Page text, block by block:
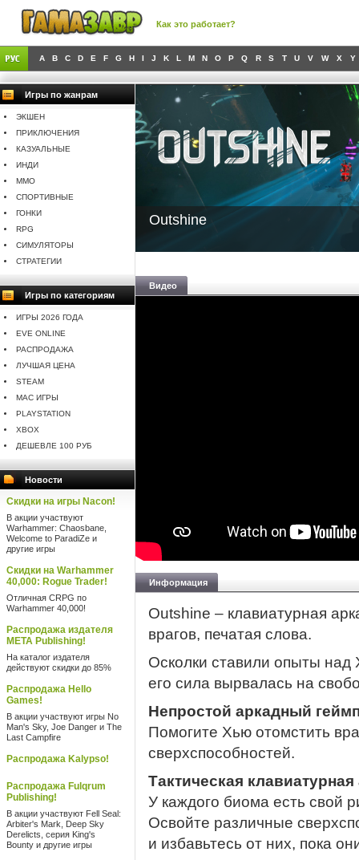
Как это работает?
A B C D E F G H I J K L M N O P Q R S T U V W X Y
Игры по жанрам
ЭКШЕН
ПРИКЛЮЧЕНИЯ
КАЗУАЛЬНЫЕ
ИНДИ
MMO
СПОРТИВНЫЕ
ГОНКИ
RPG
СИМУЛЯТОРЫ
СТРАТЕГИИ
Игры по категориям
ИГРЫ 2026 ГОДА
EVE ONLINE
РАСПРОДАЖА
ЛУЧШАЯ ЦЕНА
STEAM
MAC ИГРЫ
PLAYSTATION
XBOX
ДЕШЕВЛЕ 100 РУБ
Новости
Скидки на игры Nacon!
В акции участвуют
Warhammer: Chaosbane,
Welcome to ParadiZe и
другие игры
Скидки на Warhammer
40,000: Rogue Trader!
Отличная CRPG по
Warhammer 40,000!
Распродажа издателя
META Publishing!
На каталог издателя
действуют скидки до 85%
Распродажа Hello
Games!
В акции участвуют игры No
Man's Sky, Joe Danger и The
Last Campfire
Распродажа Kalypso!
Распродажа Fulqrum
Publishing!
В акции участвуют Fell Seal:
Arbiter's Mark, Deep Sky
Derelicts, серия King's
Bounty и другие игры
Outshine
Видео
Информация
Outshine – клавиатурная
врагов, печатая слова.
Осколки ставили опыты
его сила вырвалась на
Непростой аркадный
Помогите Хью отомстить
сверхспособностей.
Тактическая клавиатурная
У каждого биома есть свой
Освойте различные
и избавьтесь от них, пока